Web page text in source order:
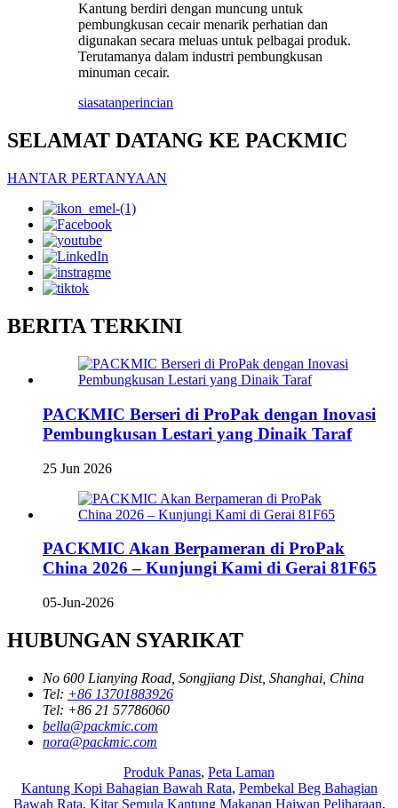
Kantung berdiri dengan muncung untuk
pembungkusan cecair menarik perhatian dan
digunakan secara meluas untuk pelbagai produk.
Terutamanya dalam industri pembungkusan
minuman cecair.
siasatanperincian
SELAMAT DATANG KE PACKMIC
HANTAR PERTANYAAN
BERITA TERKINI
PACKMIC Berseri di ProPak dengan Inovasi
Pembungkusan Lestari yang Dinaik Taraf
25 Jun 2026
PACKMIC Akan Berpameran di ProPak
China 2026 – Kunjungi Kami di Gerai 81F65
05-Jun-2026
HUBUNGAN SYARIKAT
No 600 Lianying Road, Songjiang Dist, Shanghai, China
Tel: +86 13701883926
Tel: +86 21 57786060
bella@packmic.com
nora@packmic.com
Produk Panas, Peta Laman
Kantung Kopi Bahagian Bawah Rata, Pembekal Beg Bahagian
Bawah Rata, Kitar Semula Kantung Makanan Haiwan Peliharaan,